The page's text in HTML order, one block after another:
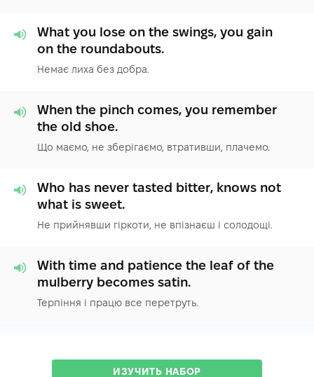
What you lose on the swings, you gain
on the roundabouts.
Немає лиха без добра.
When the pinch comes, you remember
the old shoe.
Що маємо, не зберігаємо, втративши, плачемо.
Who has never tasted bitter, knows not
what is sweet.
Не прийнявши гіркоти, не впізнаєш і солодощі.
With time and patience the leaf of the
mulberry becomes satin.
Терпіння і працю все перетруть.
ИЗУЧИТЬ НАБОР